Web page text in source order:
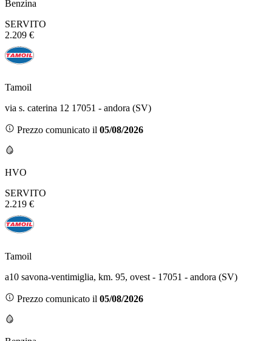
Benzina
SERVITO
2.209 €
Tamoil
via s. caterina 12 17051 - andora (SV)
Prezzo comunicato il 05/08/2026
HVO
SERVITO
2.219 €
Tamoil
a10 savona-ventimiglia, km. 95, ovest - 17051 - andora (SV)
Prezzo comunicato il 05/08/2026